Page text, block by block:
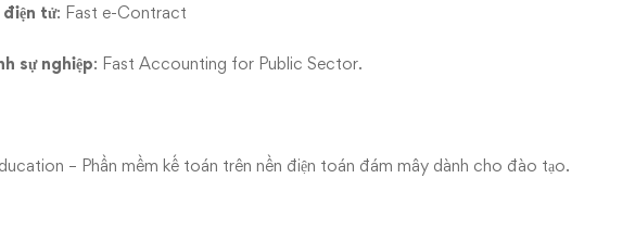
tử: Fast e-Contract
sự nghiệp: Fast Accounting for Public Sector.
– Phần mềm kế toán trên nền điện toán đám mây dành cho đào tạo.